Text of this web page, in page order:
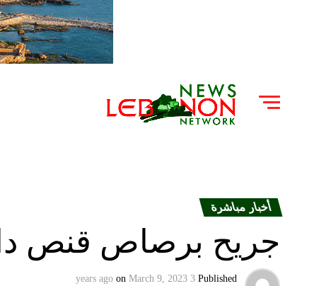
أخبار مباشرة
جريح برصاص قنص
Published
3 years ago
on March 9, 2023